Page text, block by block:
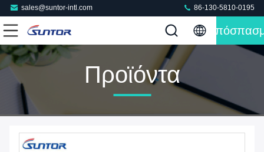
sales@suntor-intl.com 86-130-5810-0195
Προϊόντα